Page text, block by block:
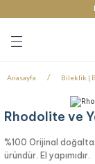
Anasayfa Bileklik |
Rhodolite ve
%100 Orijinal
üründür. El yapımıdır.